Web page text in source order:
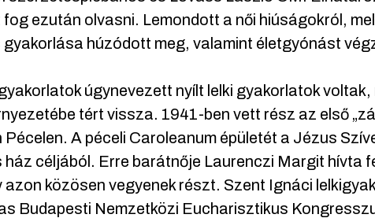
ezután olvasni. Lemondott a női hiúságokról,
húzódott meg, valamint életgyónást
úgynevezett nyílt lelki gyakorlatok
tért vissza. 1941-ben vett rész az első
Pécelen. A péceli Caroleanum épületét a Jézus
céljából. Erre barátnője Laurenczi Margit hívta
közösen vegyenek részt. Szent Ignáci
Budapesti Nemzetközi Eucharisztikus